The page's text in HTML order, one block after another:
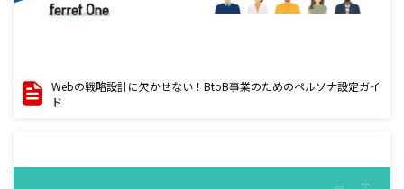
Webの戦略設計に欠かせない！BtoB事業のためのペルソナ設定ガイ
ド